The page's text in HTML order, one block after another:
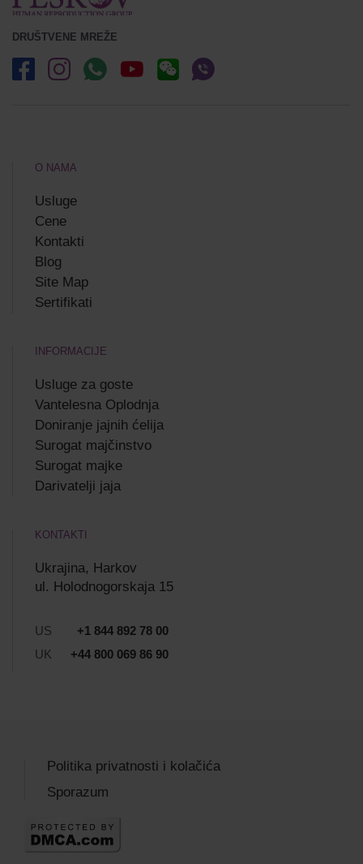
DRUŠTVENE MREŽE
O NAMA
Usluge
Cene
Kontakti
Blog
Site Map
Sertifikati
INFORMACIJE
Usluge za goste
Vantelesna Oplodnja
Doniranje jajnih ćelija
Surogat majčinstvo
Surogat majke
Darivatelji jaja
KONTAKTI
Ukrajina, Harkov
ul. Holodnogorskaja 15
US
+1 844 892 78 00
UK
+44 800 069 86 90
Politika privatnosti i kolačića
Sporazum